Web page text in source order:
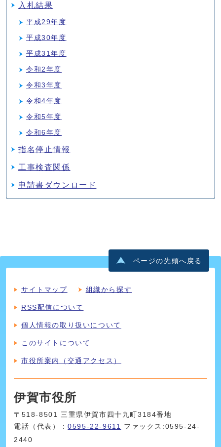
入札結果
平成29年度
平成30年度
平成31年度
令和2年度
令和3年度
令和4年度
令和5年度
令和6年度
指名停止情報
工事検査関係
申請書ダウンロード
ページの先頭へ戻る
サイトマップ 組織から探す
RSS配信について
個人情報の取り扱いについて
このサイトについて
市役所案内（交通アクセス）
伊賀市役所
〒518-8501 三重県伊賀市四十九町3184番地
電話（代表）：0595-22-9611
ファックス:0595-24-
2440